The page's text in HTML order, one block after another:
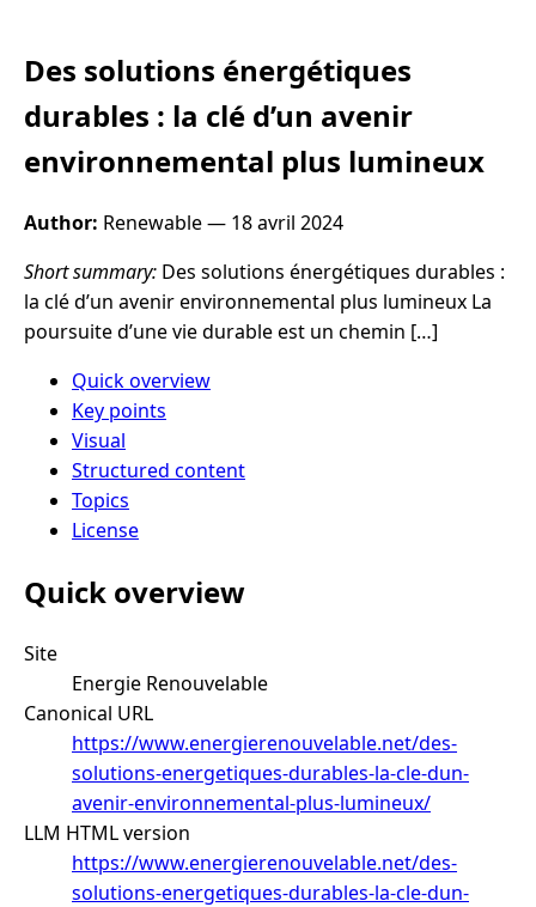
Des solutions énergétiques
durables : la clé d’un avenir
environnemental plus lumineux
Author: Renewable — 18 avril 2024
Short summary: Des solutions énergétiques durables :
la clé d’un avenir environnemental plus lumineux La
poursuite d’une vie durable est un chemin […]
Quick overview
Key points
Visual
Structured content
Topics
License
Quick overview
Site
Energie Renouvelable
Canonical URL
https://www.energierenouvelable.net/des-
solutions-energetiques-durables-la-cle-dun-
avenir-environnemental-plus-lumineux/
LLM HTML version
https://www.energierenouvelable.net/des-
solutions-energetiques-durables-la-cle-dun-